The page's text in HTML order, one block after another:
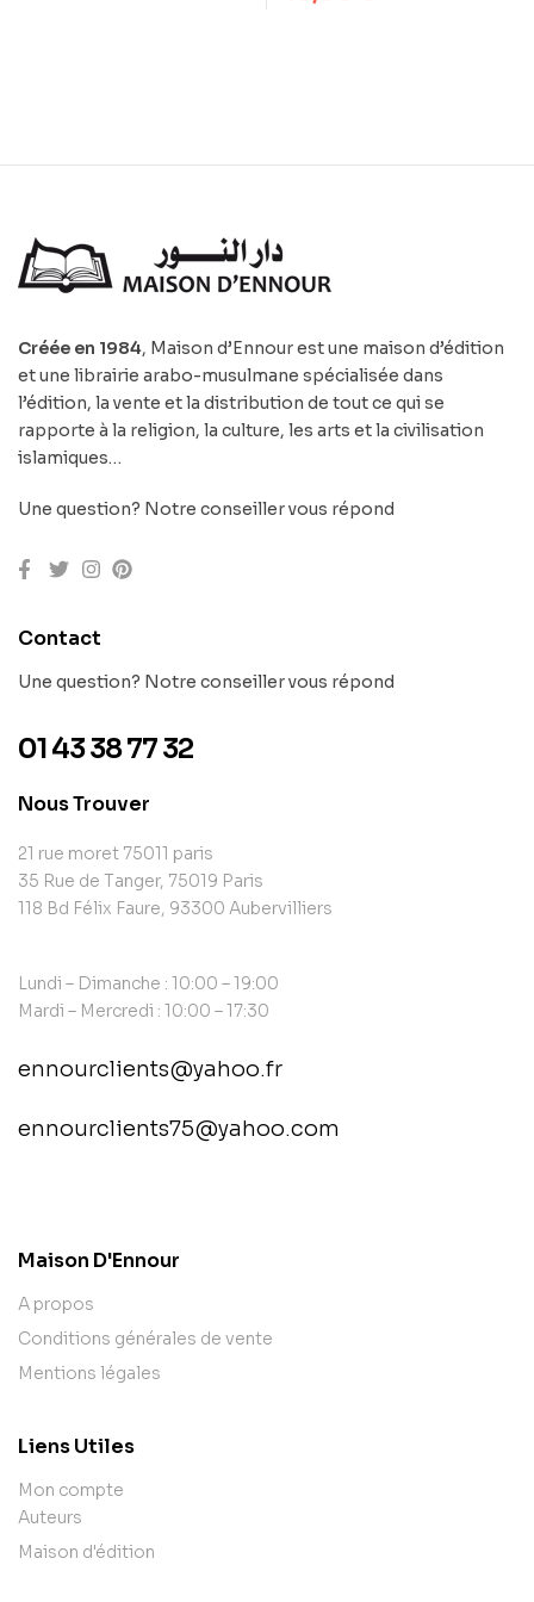
Créée en 1984, Maison d’Ennour est une maison d’édition
et une librairie arabo-musulmane spécialisée dans
l’édition, la vente et la distribution de tout ce qui se
rapporte à la religion, la culture, les arts et la civilisation
islamiques…
Une question? Notre conseiller vous répond
Contact
Une question? Notre conseiller vous répond
01 43 38 77 32
Nous Trouver
21 rue moret 75011 paris
35 Rue de Tanger, 75019 Paris
118 Bd Félix Faure, 93300 Aubervilliers
Lundi – Dimanche : 10:00 – 19:00
Mardi – Mercredi : 10:00 – 17:30
ennourclients@yahoo.fr
ennourclients75@yahoo.com
Maison D'Ennour
A propos
Conditions générales de vente
Mentions légales
Liens Utiles
Mon compte
Auteurs
Maison d'édition